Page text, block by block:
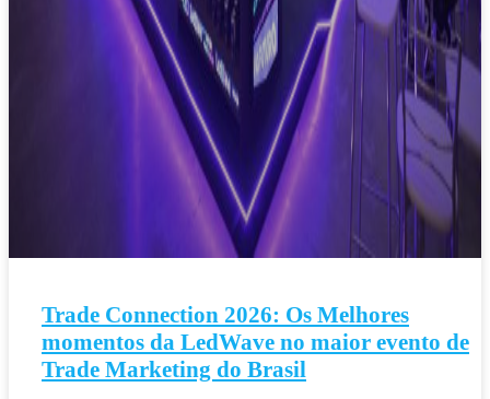
Trade Connection 2026: Os Melhores
momentos da LedWave no maior evento de
Trade Marketing do Brasil